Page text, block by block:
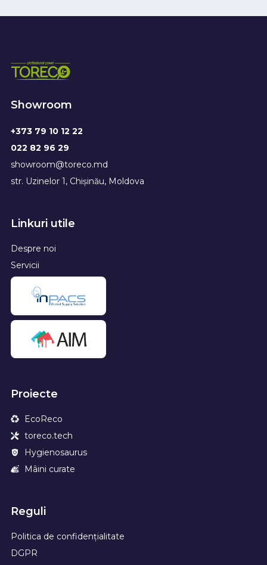
Showroom
+373 79 10 12 22
022 82 96 29
showroom@toreco.md
str. Uzinelor 1, Chișinău, Moldova
Linkuri utile
Despre noi
Servicii
Proiecte
EcoReco
toreco.tech
Hygienosaurus
Mâini curate
Reguli
Politica de confidențialitate
DGPR